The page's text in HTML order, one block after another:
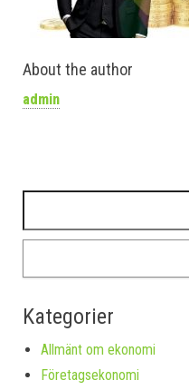
About the author
admin
Kategorier
Allmänt om ekonomi
Företagsekonomi